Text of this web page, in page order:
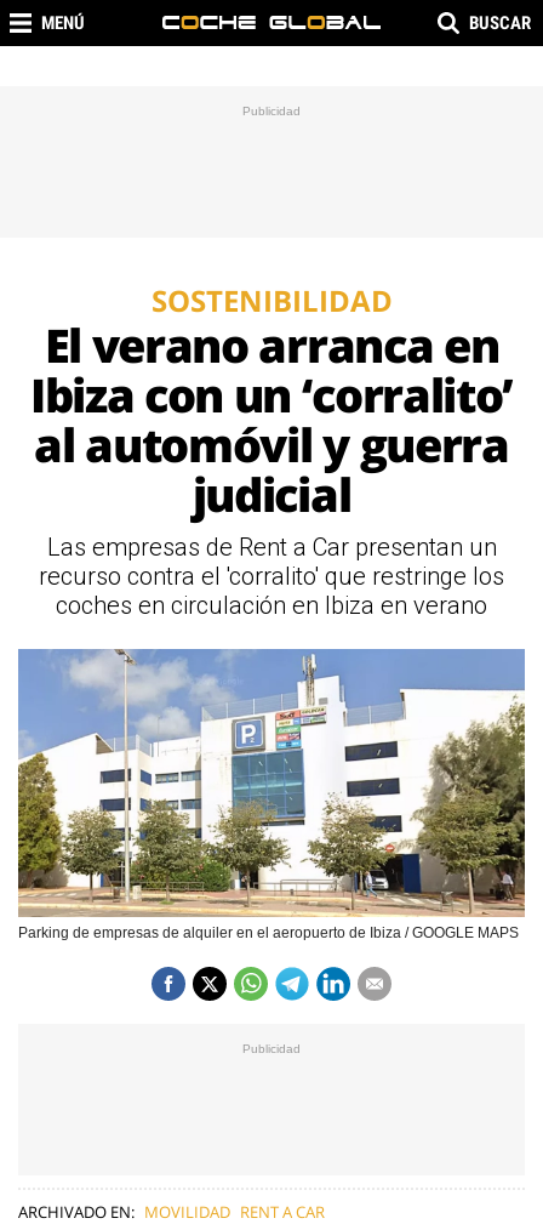
MENÚ BUSCAR
SOSTENIBILIDAD
El verano arranca en
Ibiza con un ‘corralito’
al automóvil y guerra
judicial
Las empresas de Rent a Car presentan un
recurso contra el 'corralito' que restringe los
coches en circulación en Ibiza en verano
Parking de empresas de alquiler en el aeropuerto de Ibiza / GOOGLE MAPS
ARCHIVADO EN: MOVILIDAD RENT A CAR